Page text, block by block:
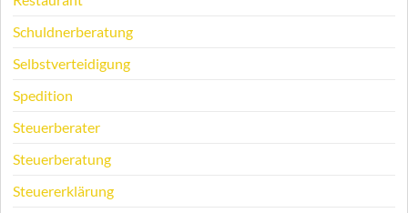
Schuldnerberatung
Selbstverteidigung
Spedition
Steuerberater
Steuerberatung
Steuererklärung